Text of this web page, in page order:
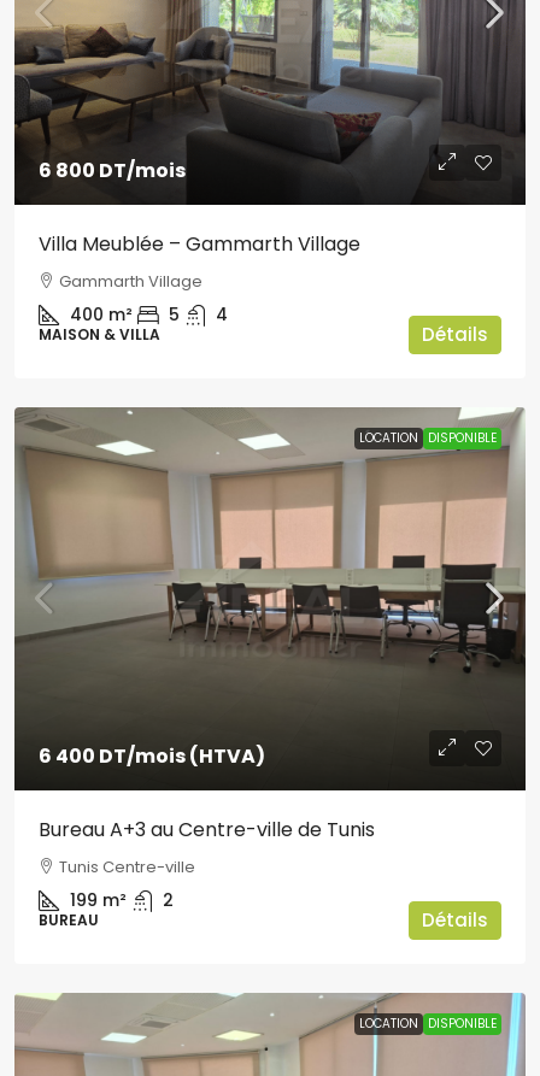
6 800 DT/mois
Villa Meublée – Gammarth Village
Gammarth Village
400 m² 5 4
MAISON & VILLA Détails
LOCATION DISPONIBLE
6 400 DT/mois (HTVA)
Bureau A+3 au Centre-ville de Tunis
Tunis Centre-ville
199 m² 2
BUREAU Détails
LOCATION DISPONIBLE